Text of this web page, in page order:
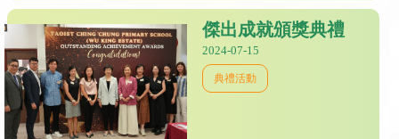
傑出成就頒獎典禮
2024-07-15
典禮活動